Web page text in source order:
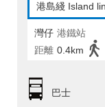
港島綫 Island
灣仔 港鐵站
距離 0.4km
巴士